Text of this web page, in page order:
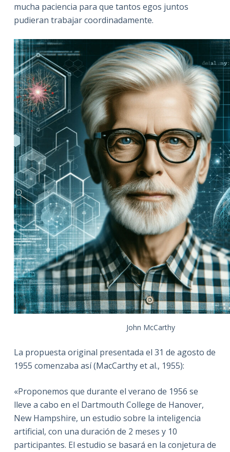
mucha paciencia para que tantos egos juntos
pudieran trabajar coordinadamente.
John McCarthy
La propuesta original presentada el 31 de agosto de
1955 comenzaba así (MacCarthy et al., 1955):
«Proponemos que durante el verano de 1956 se
lleve a cabo en el Dartmouth College de Hanover,
New Hampshire, un estudio sobre la inteligencia
artificial, con una duración de 2 meses y 10
participantes. El estudio se basará en la conjetura de